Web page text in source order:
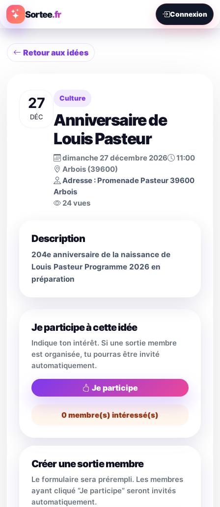
Sortee.fr Connexion
Retour aux idées
27
DÉC
Culture
Anniversaire de
Louis Pasteur
dimanche 27 décembre 2026
11:00
Arbois (39600)
Adresse : Promenade Pasteur 39600
Arbois
24 vues
Description
204e anniversaire de la naissance de
Louis Pasteur Programme 2026 en
préparation
Je participe à cette idée
Indique ton intérêt. Si une sortie membre
est organisée, tu pourras être invité
automatiquement.
Je participe
0membre(s) intéressé(s)
Créer une sortie membre
Le formulaire sera prérempli. Les membres
ayant cliqué “Je participe” seront invités
automatiquement.